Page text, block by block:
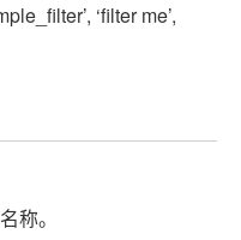
‘filter me’,
称。